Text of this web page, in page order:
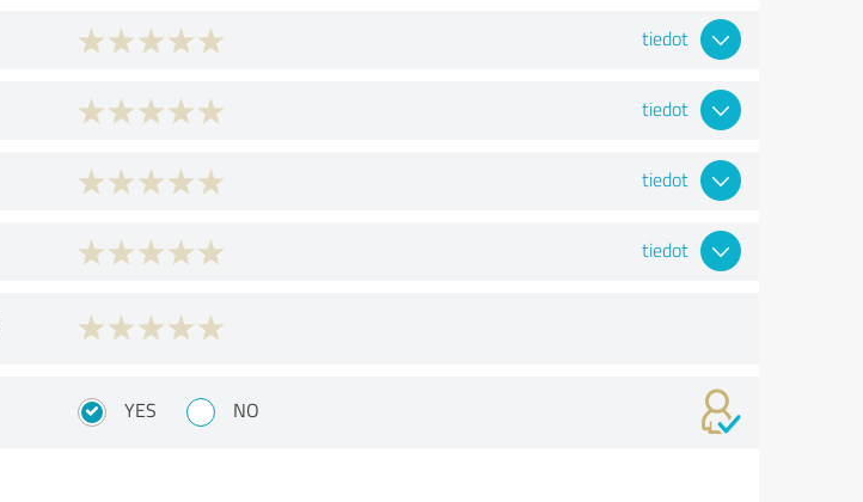
tiedot
tiedot
tiedot
tiedot
YES NO